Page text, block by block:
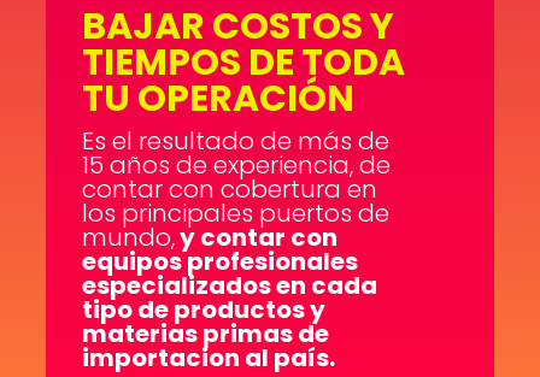
BAJAR COSTOS Y
TIEMPOS DE TODA
TU OPERACIÓN
Es el resultado de más de
15 años de experiencia, de
contar con cobertura en
los principales puertos de
mundo,y contar con
equipos profesionales
especializados en cada
tipo de productos y
materias primas de
importacion al país.